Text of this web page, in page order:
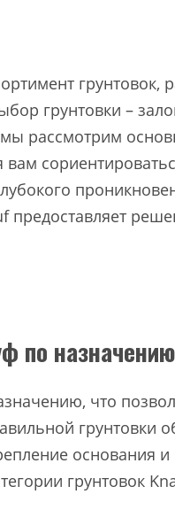
грунтовок,
грунтовки –
рассмотрим
предоставляет
по назначению
что
грунтовки
основания
грунтовок